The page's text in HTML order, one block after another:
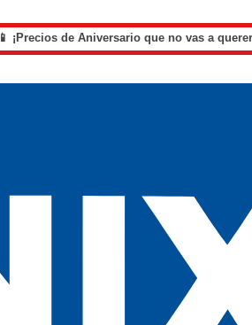
📱 ¡Precios de Aniversario que no vas a